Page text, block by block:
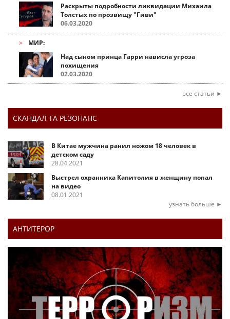
Раскрыты подробности ликвидации Михаила
Толстых по прозвищу "Гиви"
06.03.2020
МИР:
Над сыном принца Гарри нависла угроза
похищения
02.03.2020
все статьи ►
СКАНДАЛ ТА РЕЗОНАНС
В Китае мужчина ранил ножом 18 человек в
детском саду
28.04.2021
Выстрел охранника Капитолия в женщину попал
на видео
08.01.2021
узнать больше ►
АНТИТЕРОР